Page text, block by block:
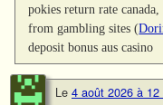
pokies return rate
from gambling sites (
deposit bonus aus casino
Le 4 août 2026 à